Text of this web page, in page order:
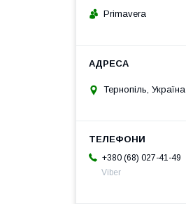
Primavera
Тернопіль, Україна
+380 (68) 027-41-49
Viber